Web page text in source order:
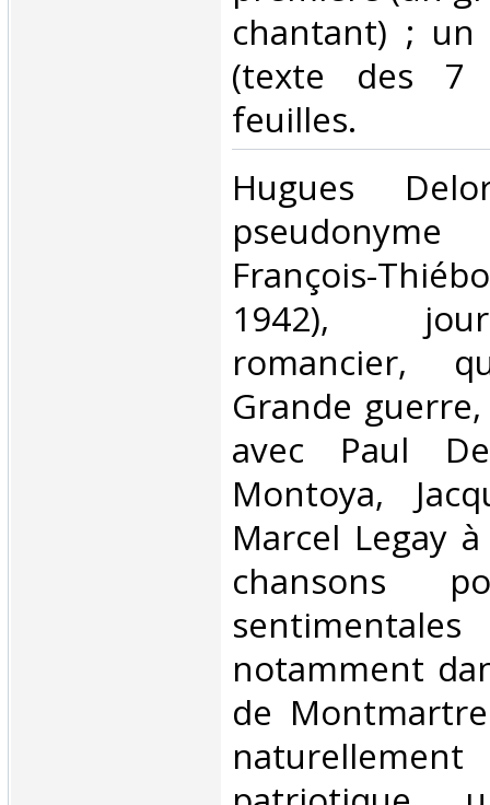
chantant) ;
(texte des 7
feuilles. ‎
‎Hugues
François-
1942),
romancier,
Grande
avec Paul
Montoya,
Marcel Legay
chansons
notamment
de